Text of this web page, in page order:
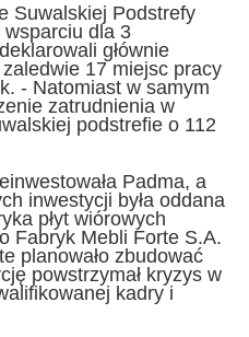
Suwalskiej Podstrefy
wsparciu dla 3
głównie
17 miejsc pracy
- Natomiast w samym
zatrudnienia w
podstrefie o 112
Padma, a
inwestycji była oddana
płyt wiórowych
Fabryk Mebli Forte S.A.
planowało zbudować
powstrzymał kryzys w
kadry i